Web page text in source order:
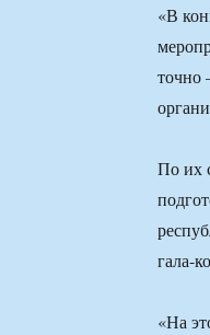
«В
точно
По их
гала-
«На